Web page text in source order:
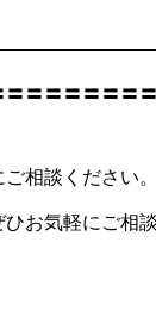
〓〓〓〓〓〓
相談ください
お気軽にご相談